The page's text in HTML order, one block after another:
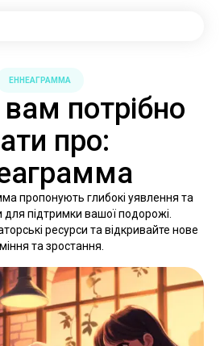
ЕННЕАГРАММА
потрібно
про:
пропонують глибокі уявлення та
для підтримки вашої подорожі.
ресурси та відкривайте нове
та зростання.